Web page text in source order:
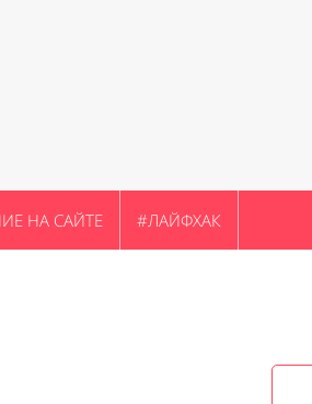
НА САЙТЕ #ЛАЙФХАК